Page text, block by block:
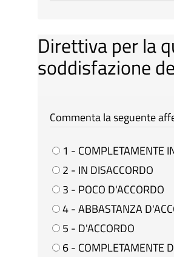
Direttiva per la
soddisfazione
Commenta la seguente
1 - COMPLETAMENTE
2 - IN DISACCORDO
3 - POCO D'ACCORDO
4 - ABBASTANZA
5 - D'ACCORDO
6 - COMPLETAMENTE